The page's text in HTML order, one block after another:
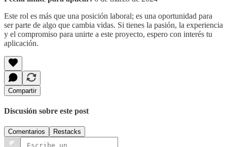
Este rol es más que una posición laboral; es una oportunidad para
ser parte de algo que cambia vidas. Si tienes la pasión, la experiencia
y el compromiso para unirte a este proyecto, espero con interés tu
aplicación.
Compartir
Discusión sobre este post
Comentarios Restacks